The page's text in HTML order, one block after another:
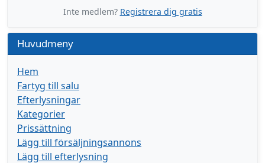
Inte medlem? Registrera dig gratis
Huvudmeny
Hem
Fartyg till salu
Efterlysningar
Kategorier
Prissättning
Lägg till försäljningsannons
Lägg till efterlysning